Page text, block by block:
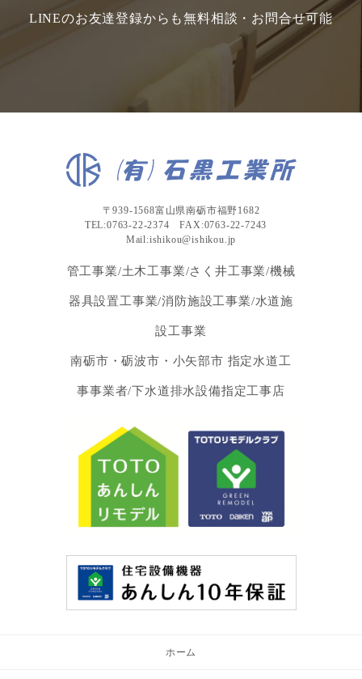
LINEのお友達登録からも無料相談・お問合せ可能
〒939-1568富山県南砺市福野1682
TEL:0763-22-2374 FAX:0763-22-7243
Mail:ishikou@ishikou.jp
管工事業/土木工事業/さく井工事業/機械
器具設置工事業/消防施設工事業/水道施
設工事業
南砺市・砺波市・小矢部市 指定水道工
事事業者/下水道排水設備指定工事店
ホーム